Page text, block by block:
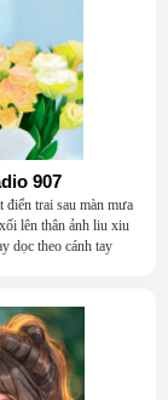
907
trai sau màn mưa
lên thân ảnh liu xiu
dọc theo cánh tay